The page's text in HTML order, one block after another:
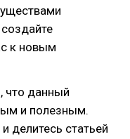
к новым
что данный
и полезным.
делитесь статьей